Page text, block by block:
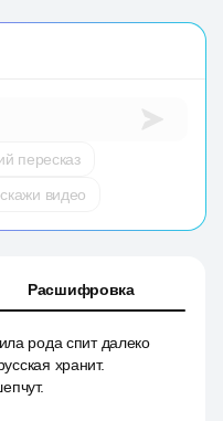
пересказ
видео
Расшифровка
рода спит далеко
хранит.